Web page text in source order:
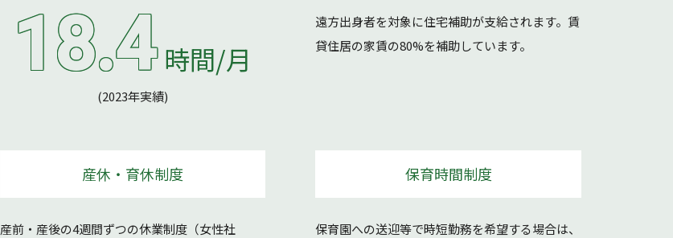
18.4 時間/月
(2023年実績)
遠方出身者を対象に住宅補助が支給されます。賃
貸住居の家賃の80%を補助しています。
産休・育休制度
産前・産後の4週間ずつの休業制度（女性社
保育時間制度
保育園への送迎等で時短勤務を希望する場合は、